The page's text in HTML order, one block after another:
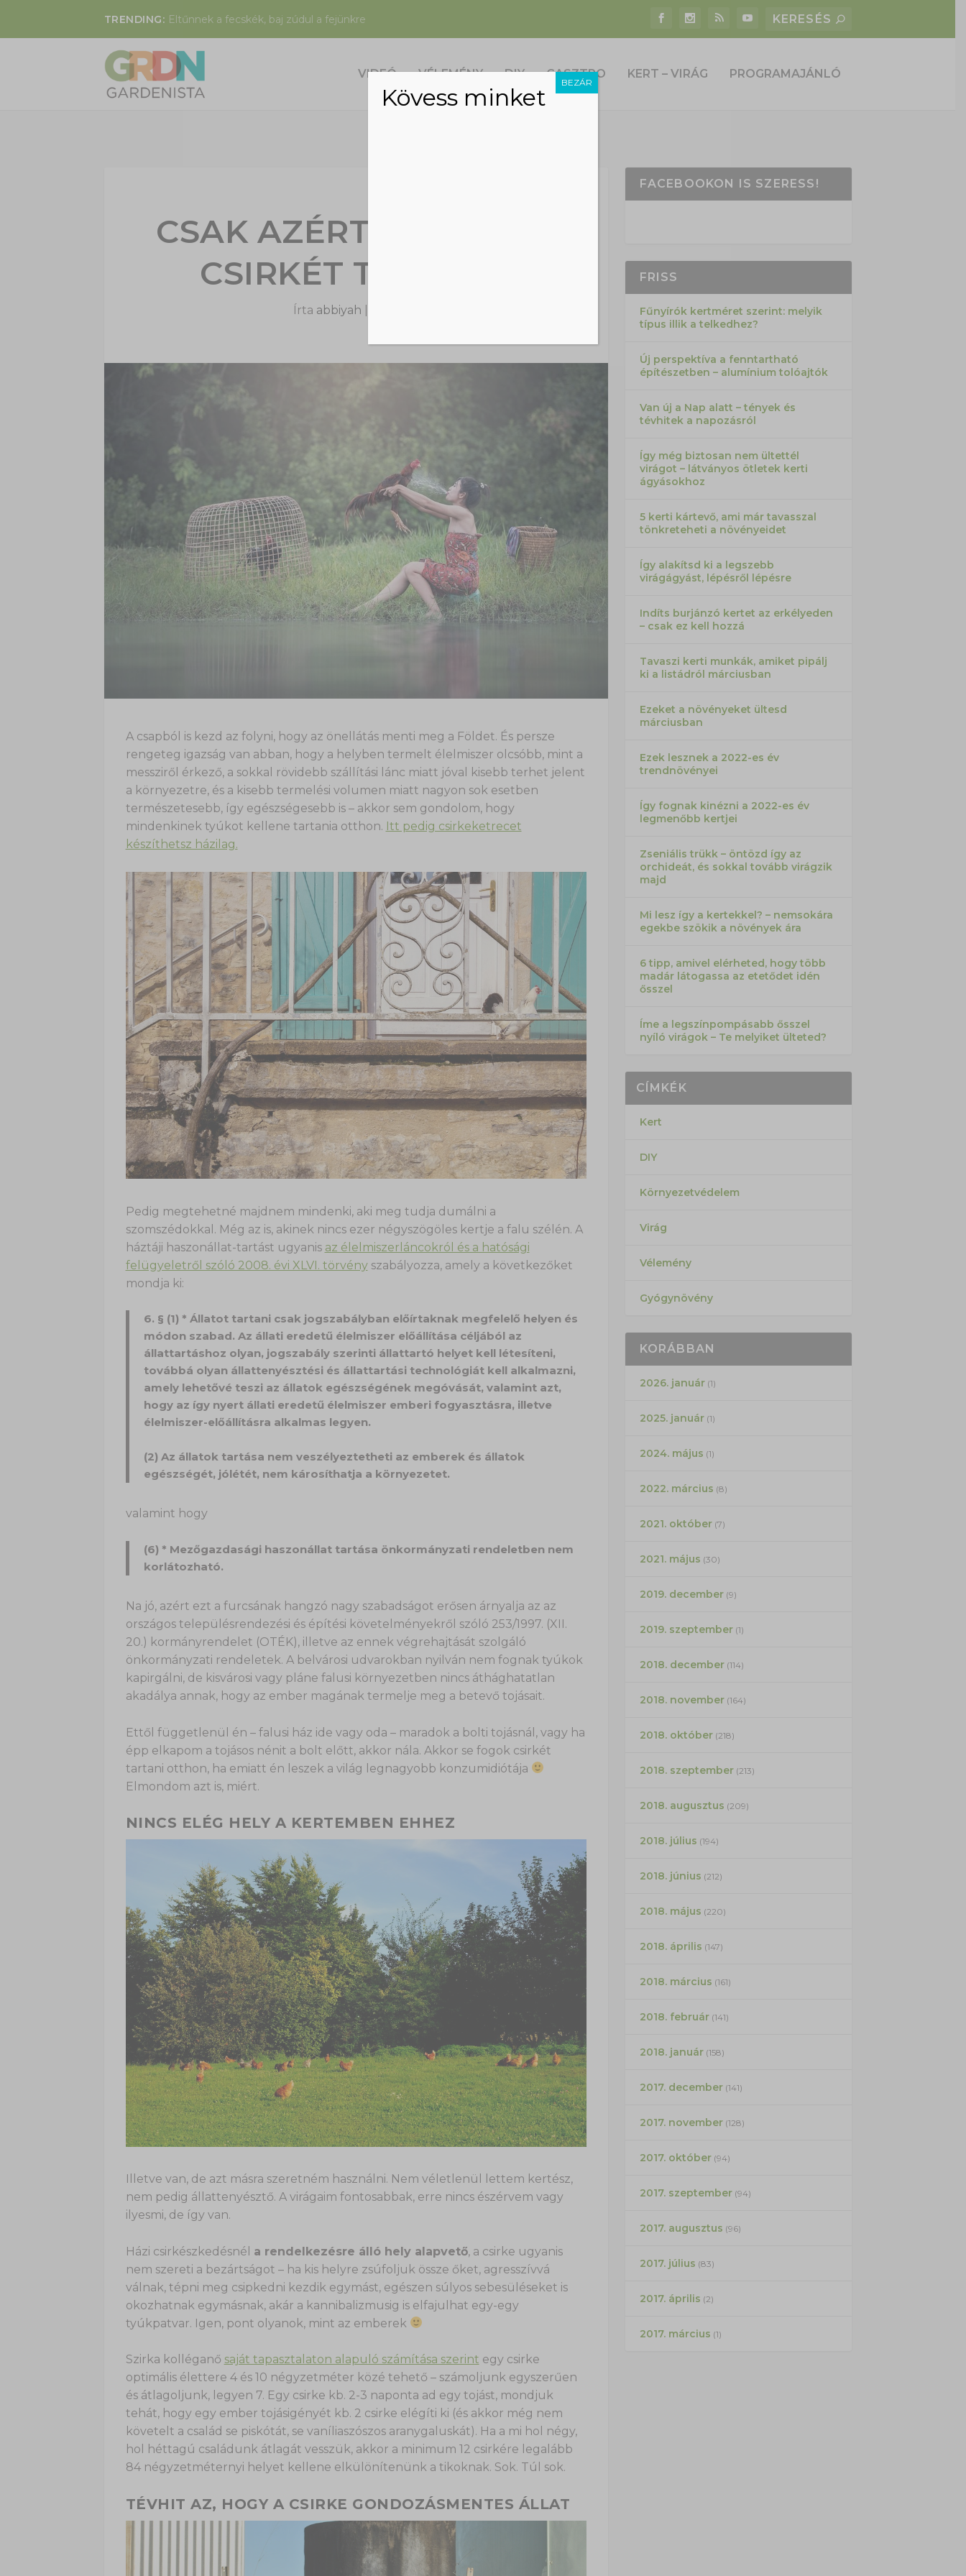
TRENDING: Eltűnnek a fecskék, baj zúdul a fejünkre
VIDEÓ VÉLEMÉNY DIY GASZTRO KERT – VIRÁG PROGRAMAJÁNLÓ
CSAK AZÉRT SE FOGOK
CSIRKÉT TARTANI!
Írta abbiyah
A csapból is kezd az folyni, hogy az önellátás menti meg a Földet. És persze
rengeteg igazság van abban, hogy a helyben termelt élelmiszer olcsóbb, mint a
messziről érkező, a sokkal rövidebb szállítási lánc miatt jóval kisebb terhet jelent
a környezetre, és a kisebb termelési volumen miatt nagyon sok esetben
természetesebb, így egészségesebb is – akkor sem gondolom, hogy
mindenkinek tyúkot kellene tartania otthon. Itt pedig csirkeketrecet
készíthetsz házilag.
Pedig megtehetné majdnem mindenki, aki meg tudja dumálni a
szomszédokkal. Még az is, akinek nincs ezer négyszögöles kertje a falu szélén. A
háztáji haszonállat-tartást ugyanis az élelmiszerláncokról és a hatósági
felügyeletről szóló 2008. évi XLVI. törvényszabályozza, amely a következőket
mondja ki:
6. § (1) * Állatot tartani csak jogszabályban előírtaknak megfelelő helyen és
módon szabad. Az állati eredetű élelmiszer előállítása céljából az
állattartáshoz olyan, jogszabály szerinti állattartó helyet kell létesíteni,
továbbá olyan állattenyésztési és állattartási technológiát kell alkalmazni,
amely lehetővé teszi az állatok egészségének megóvását, valamint azt,
hogy az így nyert állati eredetű élelmiszer emberi fogyasztásra, illetve
élelmiszer-előállításra alkalmas legyen.
(2) Az állatok tartása nem veszélyeztetheti az emberek és állatok
egészségét, jólétét, nem károsíthatja a környezetet.
valamint hogy
(6) * Mezőgazdasági haszonállat tartása önkormányzati rendeletben nem
korlátozható.
Na jó, azért ezt a furcsának hangzó nagy szabadságot erősen árnyalja az az
országos településrendezési és építési követelményekről szóló 253/1997. (XII.
20.) kormányrendelet (OTÉK), illetve az ennek végrehajtását szolgáló
önkormányzati rendeletek. A belvárosi udvarokban nyilván nem fognak tyúkok
kapirgálni, de kisvárosi vagy pláne falusi környezetben nincs áthághatatlan
akadálya annak, hogy az ember magának termelje meg a betevő tojásait.
Ettől függetlenül én – falusi ház ide vagy oda – maradok a bolti tojásnál, vagy ha
épp elkapom a tojásos nénit a bolt előtt, akkor nála. Akkor se fogok csirkét
tartani otthon, ha emiatt én leszek a világ legnagyobb konzumidiótája
Elmondom azt is, miért.
NINCS ELÉG HELY A KERTEMBEN EHHEZ
Illetve van, de azt másra szeretném használni. Nem véletlenül lettem kertész,
nem pedig állattenyésztő. A virágaim fontosabbak, erre nincs észérvem vagy
ilyesmi, de így van.
Házi csirkészkedésnél a rendelkezésre álló hely alapvető, a csirke ugyanis
nem szereti a bezártságot – ha kis helyre zsúfoljuk össze őket, agresszívvá
válnak, tépni meg csipkedni kezdik egymást, egészen súlyos sebesüléseket is
okozhatnak egymásnak, akár a kannibalizmusig is elfajulhat egy-egy
tyúkpatvar. Igen, pont olyanok, mint az emberek
Szirka kolléganő saját tapasztalaton alapuló számítása szerint egy csirke
optimális élettere 4 és 10 négyzetméter közé tehető – számoljunk egyszerűen
és átlagoljunk, legyen 7. Egy csirke kb. 2-3 naponta ad egy tojást, mondjuk
tehát, hogy egy ember tojásigényét kb. 2 csirke elégíti ki (és akkor még nem
követelt a család se piskótát, se vaníliaszószos aranygaluskát). Ha a mi hol négy,
hol héttagú családunk átlagát vesszük, akkor a minimum 12 csirkére legalább
84 négyzetméternyi helyet kellene elkülönítenünk a tikoknak. Sok. Túl sok.
TÉVHIT AZ, HOGY A CSIRKE GONDOZÁSMENTES ÁLLAT
FACEBOOKON IS SZERESS!
FRISS
Fűnyírók kertméret szerint: melyik
típus illik a telkedhez?
Új perspektíva a fenntartható
építészetben – alumínium tolóajtók
Van új a Nap alatt – tények és
tévhitek a napozásról
Így még biztosan nem ültettél
virágot – látványos ötletek kerti
ágyásokhoz
5 kerti kártevő, ami már tavasszal
tönkreteheti a növényeidet
Így alakítsd ki a legszebb
virágágyást, lépésről lépésre
Indíts burjánzó kertet az erkélyeden
– csak ez kell hozzá
Tavaszi kerti munkák, amiket pipálj
ki a listádról márciusban
Ezeket a növényeket ültesd
márciusban
Ezek lesznek a 2022-es év
trendnövényei
Így fognak kinézni a 2022-es év
legmenőbb kertjei
Zseniális trükk – öntözd így az
orchideát, és sokkal tovább virágzik
majd
Mi lesz így a kertekkel? – nemsokára
egekbe szökik a növények ára
6 tipp, amivel elérheted, hogy több
madár látogassa az etetődet idén
ősszel
Íme a legszínpompásabb ősszel
nyíló virágok – Te melyiket ülteted?
CÍMKÉK
Kert
DIY
Környezetvédelem
Virág
Vélemény
Gyógynövény
KORÁBBAN
2026. január(1)
2025. január(1)
2024. május (1)
2022. március (8)
2021. október(7)
2021. május (30)
2019. december(9)
2019. szeptember(1)
2018. december(114)
2018. november(164)
2018. október(218)
2018. szeptember(213)
2018. augusztus (209)
2018. július (194)
2018. június (212)
2018. május (220)
2018. április (147)
2018. március (161)
2018. február(141)
2018. január(158)
2017. december(141)
2017. november(128)
2017. október(94)
2017. szeptember(94)
2017. augusztus (96)
2017. július (83)
2017. április (2)
2017. március (1)
Kövess minket
BEZÁR